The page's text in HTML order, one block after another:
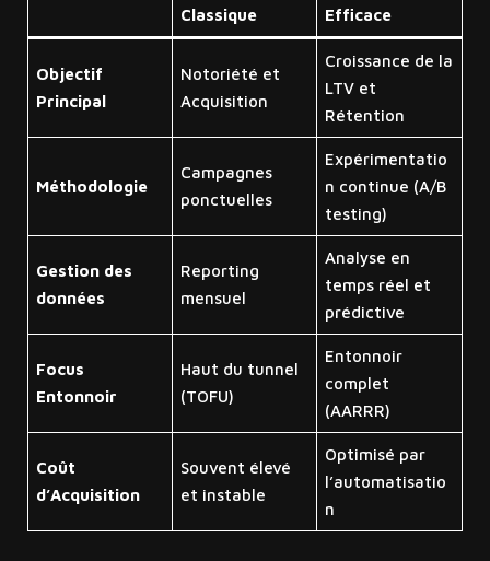
Classique
Efficace
Objectif
Principal
Notoriété et
Acquisition
Croissance de la
LTV et
Rétention
Méthodologie
Campagnes
ponctuelles
Expérimentatio
n continue (A/B
testing)
Gestion des
données
Reporting
mensuel
Analyse en
temps réel et
prédictive
Focus
Entonnoir
Haut du tunnel
(TOFU)
Entonnoir
complet
(AARRR)
Coût
d’Acquisition
Souvent élevé
et instable
Optimisé par
l’automatisatio
n